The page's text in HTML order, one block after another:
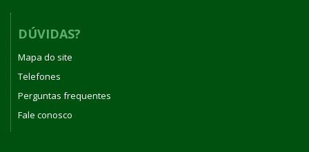
DÚVIDAS?
Mapa do site
Telefones
Perguntas frequentes
Fale conosco